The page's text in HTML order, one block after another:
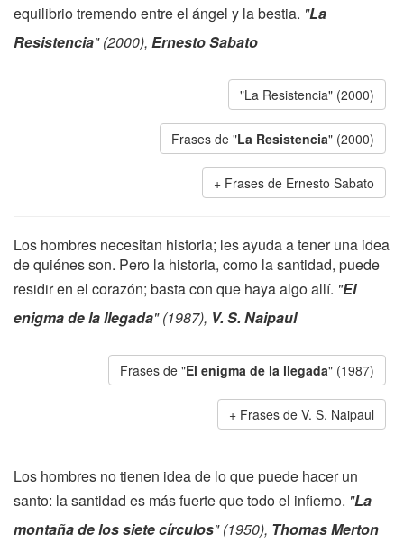
equilibrio tremendo entre el ángel y la bestia. "La
Resistencia" (2000), Ernesto Sabato
"La Resistencia" (2000)
Frases de "La Resistencia" (2000)
Frases de Ernesto Sabato
Los hombres necesitan historia; les ayuda a tener una idea
de quiénes son. Pero la historia, como la santidad, puede
residir en el corazón; basta con que haya algo allí. "El
enigma de la llegada" (1987), V. S. Naipaul
Frases de "El enigma de la llegada" (1987)
Frases de V. S. Naipaul
Los hombres no tienen idea de lo que puede hacer un
santo: la santidad es más fuerte que todo el infierno. "La
montaña de los siete círculos" (1950), Thomas Merton